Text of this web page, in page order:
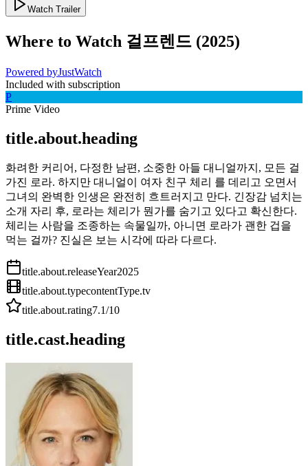
Watch Trailer
Where to Watch 걸프렌드 (2025)
Powered byJustWatch
Included with subscription
P
Prime Video
title.about.heading
화려한 커리어, 다정한 남편, 소중한 아들 대니얼까지, 모든 걸
가진 로라. 하지만 대니얼이 여자 친구 체리 를 데리고 오면서
그녀의 완벽한 인생은 완전히 흐트러지고 만다. 긴장감 넘치는
소개 자리 후, 로라는 체리가 뭔가를 숨기고 있다고 확신한다.
체리는 사람을 조종하는 속물일까, 아니면 로라가 괜한 겁을
먹는 걸까? 진실은 보는 시각에 따라 다르다.
title.about.releaseYear2025
title.about.typecontentType.tv
title.about.rating7.1/10
title.cast.heading